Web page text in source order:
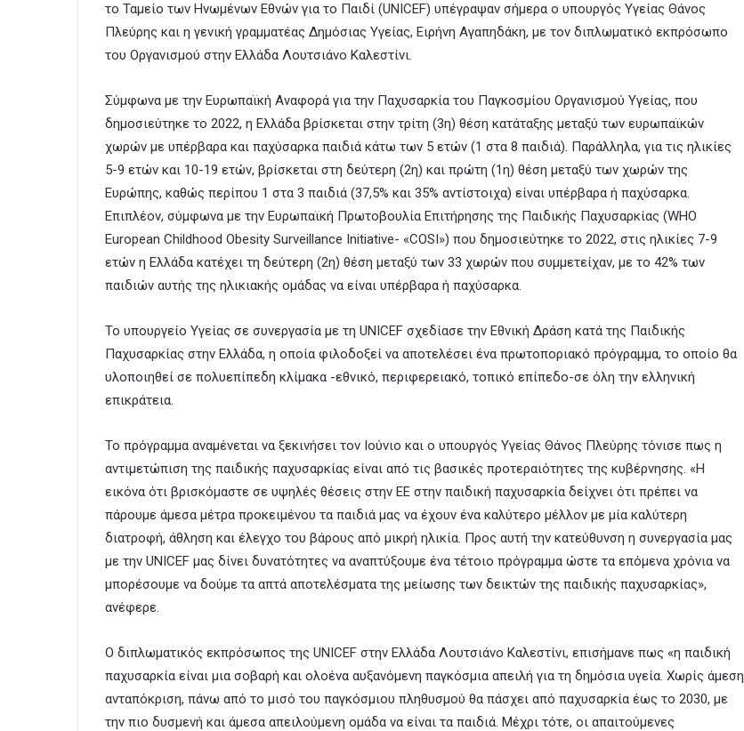
το Ταμείο των Ηνωμένων Εθνών για το Παιδί (UNICEF) υπέγραψαν σήμερα ο υπουργός Υγείας Θάνος
Πλεύρης και η γενική γραμματέας Δημόσιας Υγείας, Ειρήνη Αγαπηδάκη, με τον διπλωματικό εκπρόσωπο
του Οργανισμού στην Ελλάδα Λουτσιάνο Καλεστίνι.
Σύμφωνα με την Ευρωπαϊκή Αναφορά για την Παχυσαρκία του Παγκοσμίου Οργανισμού Υγείας, που
δημοσιεύτηκε το 2022, η Ελλάδα βρίσκεται στην τρίτη (3η) θέση κατάταξης μεταξύ των ευρωπαϊκών
χωρών με υπέρβαρα και παχύσαρκα παιδιά κάτω των 5 ετών (1 στα 8 παιδιά). Παράλληλα, για τις ηλικίες
5-9 ετών και 10-19 ετών, βρίσκεται στη δεύτερη (2η) και πρώτη (1η) θέση μεταξύ των χωρών της
Ευρώπης, καθώς περίπου 1 στα 3 παιδιά (37,5% και 35% αντίστοιχα) είναι υπέρβαρα ή παχύσαρκα.
Επιπλέον, σύμφωνα με την Ευρωπαϊκή Πρωτοβουλία Επιτήρησης της Παιδικής Παχυσαρκίας (WHO
European Childhood Obesity Surveillance Initiative- «COSI») που δημοσιεύτηκε το 2022, στις ηλικίες 7-9
ετών η Ελλάδα κατέχει τη δεύτερη (2η) θέση μεταξύ των 33 χωρών που συμμετείχαν, με το 42% των
παιδιών αυτής της ηλικιακής ομάδας να είναι υπέρβαρα ή παχύσαρκα.
Το υπουργείο Υγείας σε συνεργασία με τη UNICEF σχεδίασε την Εθνική Δράση κατά της Παιδικής
Παχυσαρκίας στην Ελλάδα, η οποία φιλοδοξεί να αποτελέσει ένα πρωτοποριακό πρόγραμμα, το οποίο θα
υλοποιηθεί σε πολυεπίπεδη κλίμακα -εθνικό, περιφερειακό, τοπικό επίπεδο-σε όλη την ελληνική
επικράτεια.
Το πρόγραμμα αναμένεται να ξεκινήσει τον Ιούνιο και ο υπουργός Υγείας Θάνος Πλεύρης τόνισε πως η
αντιμετώπιση της παιδικής παχυσαρκίας είναι από τις βασικές προτεραιότητες της κυβέρνησης. «Η
εικόνα ότι βρισκόμαστε σε υψηλές θέσεις στην ΕΕ στην παιδική παχυσαρκία δείχνει ότι πρέπει να
πάρουμε άμεσα μέτρα προκειμένου τα παιδιά μας να έχουν ένα καλύτερο μέλλον με μία καλύτερη
διατροφή, άθληση και έλεγχο του βάρους από μικρή ηλικία. Προς αυτή την κατεύθυνση η συνεργασία μας
με την UNICEF μας δίνει δυνατότητες να αναπτύξουμε ένα τέτοιο πρόγραμμα ώστε τα επόμενα χρόνια να
μπορέσουμε να δούμε τα απτά αποτελέσματα της μείωσης των δεικτών της παιδικής παχυσαρκίας»,
ανέφερε.
O διπλωματικός εκπρόσωπος της UNICEF στην Ελλάδα Λουτσιάνο Καλεστίνι, επισήμανε πως «η παιδική
παχυσαρκία είναι μια σοβαρή και ολοένα αυξανόμενη παγκόσμια απειλή για τη δημόσια υγεία. Χωρίς άμεση
ανταπόκριση, πάνω από το μισό του παγκόσμιου πληθυσμού θα πάσχει από παχυσαρκία έως το 2030, με
την πιο δυσμενή και άμεσα απειλούμενη ομάδα να είναι τα παιδιά. Μέχρι τότε, οι απαιτούμενες